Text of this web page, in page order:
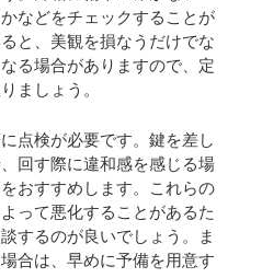
などをチェックすることが
と、美観を損なうだけでな
る場合がありますので、定
ましょう。
点検が必要です。鍵を差し
回す際に違和感を感じる場
おすすめします。これらの
って悪化することがあるた
するのが良いでしょう。ま
合は、早めに予備を用意す